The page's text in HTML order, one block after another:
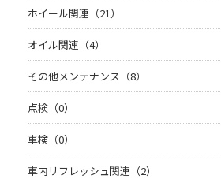
ホイール関連（21）
オイル関連（4）
その他メンテナンス（8）
点検（0）
車検（0）
車内リフレッシュ関連（2）